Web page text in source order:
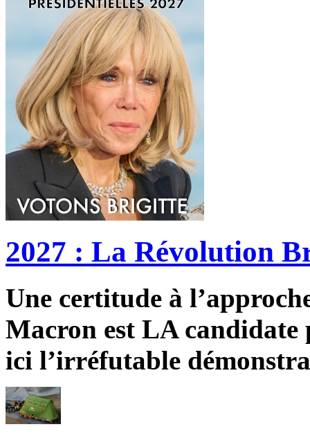
2027 : La Révolution
Une certitude à
Macron est LA candidate
ici l’irréfutable